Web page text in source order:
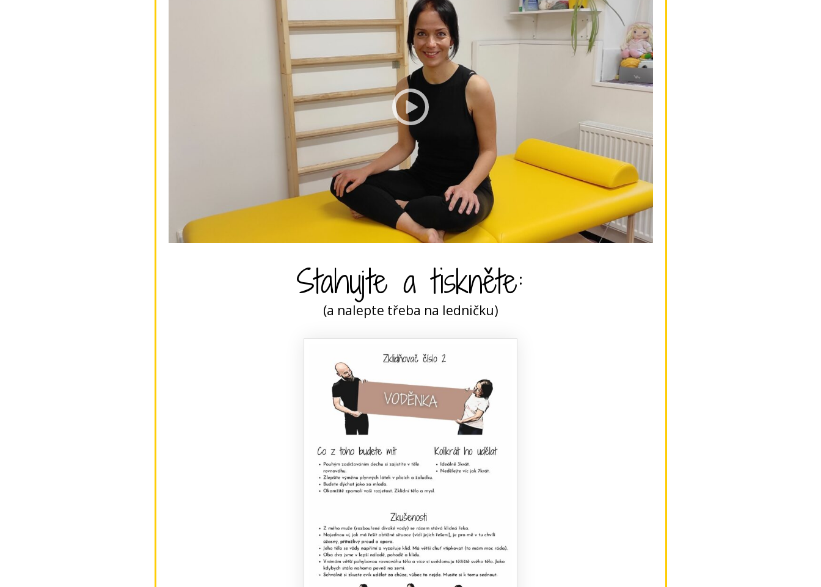
Stahujte a tiskněte:
(a nalepte třeba na ledničku)